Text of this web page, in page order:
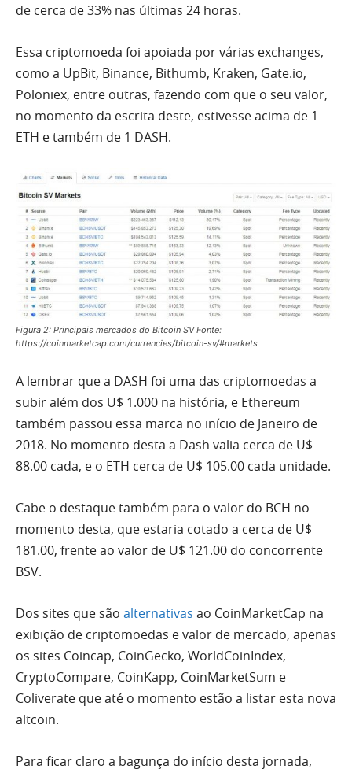
de cerca de 33% nas últimas 24 horas.
Essa criptomoeda foi apoiada por várias exchanges,
como a UpBit, Binance, Bithumb, Kraken, Gate.io,
Poloniex, entre outras, fazendo com que o seu valor,
no momento da escrita deste, estivesse acima de 1
ETH e também de 1 DASH.
Figura 2: Principais mercados do Bitcoin SV Fonte:
https://coinmarketcap.com/currencies/bitcoin-sv/#markets
A lembrar que a DASH foi uma das criptomoedas a
subir além dos U$ 1.000 na história, e Ethereum
também passou essa marca no início de Janeiro de
2018. No momento desta a Dash valia cerca de U$
88.00 cada, e o ETH cerca de U$ 105.00 cada unidade.
Cabe o destaque também para o valor do BCH no
momento desta, que estaria cotado a cerca de U$
181.00, frente ao valor de U$ 121.00 do concorrente
BSV.
Dos sites que são alternativas ao CoinMarketCap na
exibição de criptomoedas e valor de mercado, apenas
os sites Coincap, CoinGecko, WorldCoinIndex,
CryptoCompare, CoinKapp, CoinMarketSum e
Coliverate que até o momento estão a listar esta nova
altcoin.
Para ficar claro a bagunça do início desta jornada,